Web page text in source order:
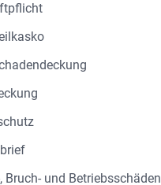
Bruch- und Betriebsschäden